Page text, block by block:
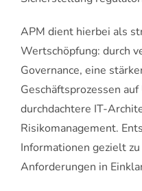
APM dient hierbei als
Wertschöpfung: durch
Governance, eine
Geschäftsprozessen
durchdachtere IT-
Risikomanagement.
Informationen gezielt
Anforderungen in